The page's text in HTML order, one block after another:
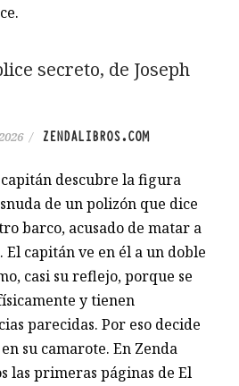
secreto, de Joseph
/ ZENDALIBROS.COM
descubre la figura
de un polizón que dice
barco, acusado de matar a
El capitán ve en él a un doble
casi su reflejo, porque se
y tienen
parecidas. Por eso decide
su camarote. En Zenda
las primeras páginas de El